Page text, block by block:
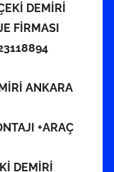
DEMİRİ
FİRMASI
ANKARA
+ARAÇ
DEMİRİ